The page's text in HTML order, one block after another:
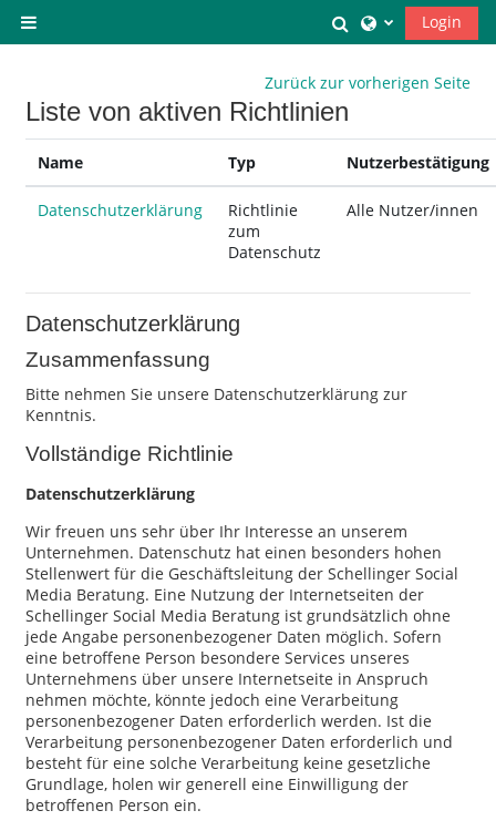
Website-Übersicht
Sucheingabe
Login
Zurück zur vorherigen Seite
Liste von aktiven Richtlinien
Name Typ Nutzerbestätigung
Datenschutzerklärung
Richtlinie
zum
Datenschutz
Alle Nutzer/innen
Datenschutzerklärung
Zusammenfassung
Bitte nehmen Sie unsere Datenschutzerklärung zur
Kenntnis.
Vollständige Richtlinie
Datenschutzerklärung
Wir freuen uns sehr über Ihr Interesse an unserem
Unternehmen. Datenschutz hat einen besonders hohen
Stellenwert für die Geschäftsleitung der Schellinger Social
Media Beratung. Eine Nutzung der Internetseiten der
Schellinger Social Media Beratung ist grundsätzlich ohne
jede Angabe personenbezogener Daten möglich. Sofern
eine betroffene Person besondere Services unseres
Unternehmens über unsere Internetseite in Anspruch
nehmen möchte, könnte jedoch eine Verarbeitung
personenbezogener Daten erforderlich werden. Ist die
Verarbeitung personenbezogener Daten erforderlich und
besteht für eine solche Verarbeitung keine gesetzliche
Grundlage, holen wir generell eine Einwilligung der
betroffenen Person ein.